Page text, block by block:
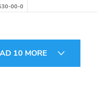
00-0
multikanálových
10 MORE